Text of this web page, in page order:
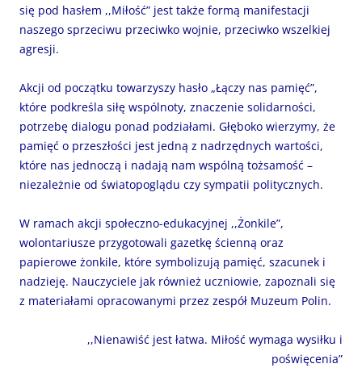
się pod hasłem ,,Miłość” jest także formą manifestacji
naszego sprzeciwu przeciwko wojnie, przeciwko wszelkiej
agresji.
Akcji od początku towarzyszy hasło „Łączy nas pamięć”,
które podkreśla siłę wspólnoty, znaczenie solidarności,
potrzebę dialogu ponad podziałami. Głęboko wierzymy, że
pamięć o przeszłości jest jedną z nadrzędnych wartości,
które nas jednoczą i nadają nam wspólną tożsamość –
niezależnie od światopoglądu czy sympatii politycznych.
W ramach akcji społeczno-edukacyjnej ,,Żonkile”,
wolontariusze przygotowali gazetkę ścienną oraz
papierowe żonkile, które symbolizują pamięć, szacunek i
nadzieję. Nauczyciele jak również uczniowie, zapoznali się
z materiałami opracowanymi przez zespół Muzeum Polin.
,,Nienawiść jest łatwa. Miłość wymaga wysiłku i
poświęcenia”